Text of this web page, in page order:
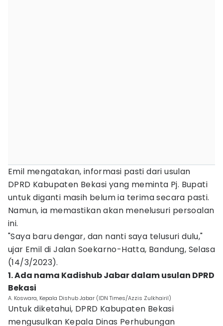
Emil mengatakan, informasi pasti dari usulan
DPRD Kabupaten Bekasi yang meminta Pj. Bupati
untuk diganti masih belum ia terima secara pasti.
Namun, ia memastikan akan menelusuri persoalan
ini.
"Saya baru dengar, dan nanti saya telusuri dulu,"
ujar Emil di Jalan Soekarno-Hatta, Bandung, Selasa
(14/3/2023).
1. Ada nama Kadishub Jabar dalam usulan DPRD
Bekasi
A. Koswara, Kepala Dishub Jabar (IDN Times/Azzis Zulkhairil)
Untuk diketahui, DPRD Kabupaten Bekasi
mengusulkan Kepala Dinas Perhubungan